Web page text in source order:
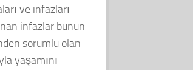
ve infazları
infazlar bunun
sorumlu olan
yaşamını